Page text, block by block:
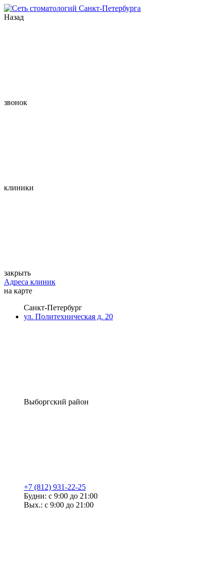
Назад
звонок
клиники
закрыть
Адреса клиник
на карте
Санкт-Петербург
ул. Политехническая д. 20
Выборгский район
+7 (812) 931-22-25
Будни: с 9:00 до 21:00
Вых.: с 9:00 до 21:00